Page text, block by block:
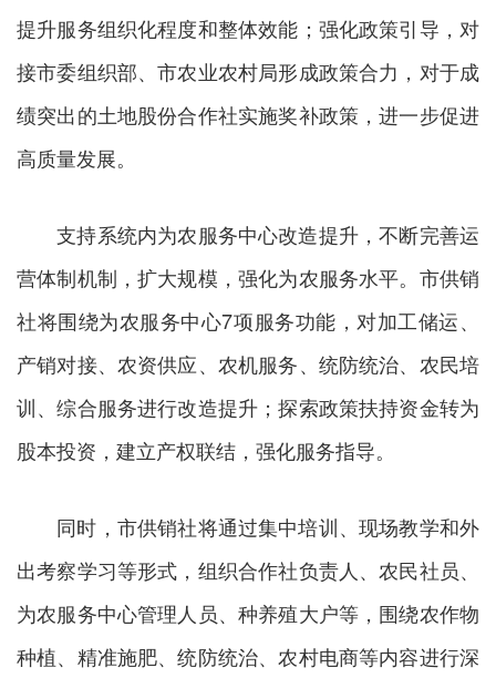
提升服务组织化程度和整体效能；强化政策引导，对
接市委组织部、市农业农村局形成政策合力，对于成
绩突出的土地股份合作社实施奖补政策，进一步促进
高质量发展。
支持系统内为农服务中心改造提升，不断完善运
营体制机制，扩大规模，强化为农服务水平。市供销
社将围绕为农服务中心7项服务功能，对加工储运、
产销对接、农资供应、农机服务、统防统治、农民培
训、综合服务进行改造提升；探索政策扶持资金转为
股本投资，建立产权联结，强化服务指导。
同时，市供销社将通过集中培训、现场教学和外
出考察学习等形式，组织合作社负责人、农民社员、
为农服务中心管理人员、种养殖大户等，围绕农作物
种植、精准施肥、统防统治、农村电商等内容进行深